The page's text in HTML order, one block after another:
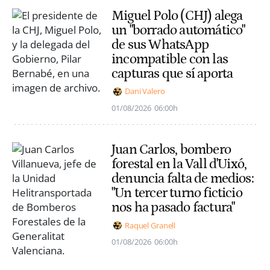
Miguel Polo (CHJ) alega
un "borrado automático"
de sus WhatsApp
incompatible con las
capturas que sí aporta
Dani Valero
01/08/2026 06:00h
Juan Carlos, bombero
forestal en la Vall d'Uixó,
denuncia falta de medios:
"Un tercer turno ficticio
nos ha pasado factura"
Raquel Granell
01/08/2026 06:00h